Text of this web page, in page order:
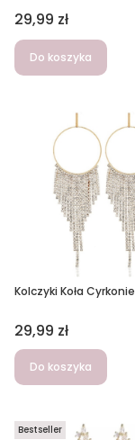
Cena
29,99 zł
Do koszyka
Kolczyki Koła Cyrkonie
Cena
29,99 zł
Do koszyka
Bestseller